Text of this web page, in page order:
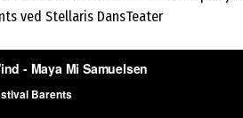
ved Stellaris DansTeater